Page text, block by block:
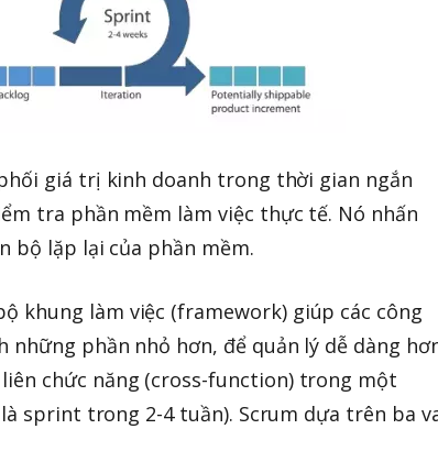
giá trị kinh doanh trong thời gian ngắn
tra phần mềm làm việc thực tế. Nó nhấn
bộ lặp lại của phần mềm.
khung làm việc (framework) giúp các công
những phần nhỏ hơn, để quản lý dễ dàng
chức năng (cross-function) trong một
sprint trong 2-4 tuần). Scrum dựa trên ba